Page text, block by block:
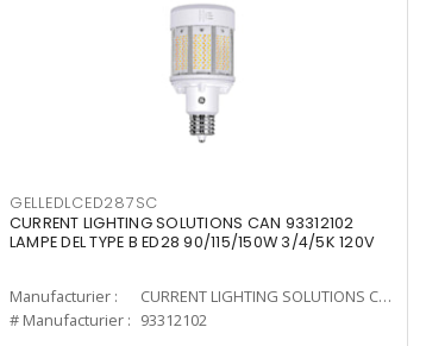
GELLEDLCED287SC
CURRENT LIGHTING SOLUTIONS CAN 93312102
LAMPE DEL TYPE B ED28 90/115/150W 3/4/5K 120V
Manufacturier :
CURRENT LIGHTING SOLUTIONS CAN
# Manufacturier : 93312102